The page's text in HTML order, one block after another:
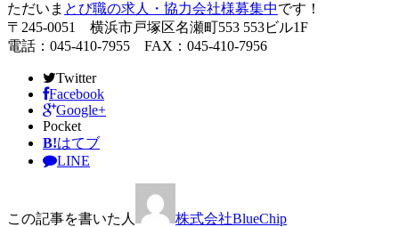
ただいま とび職の求人・協力会社様募集中です！
〒245-0051 横浜市戸塚区名瀬町553 553ビル1F
電話：045-410-7955 FAX：045-410-7956
Twitter
Facebook
Google+
Pocket
B!はてブ
LINE
この記事を書いた人 株式会社BlueChip